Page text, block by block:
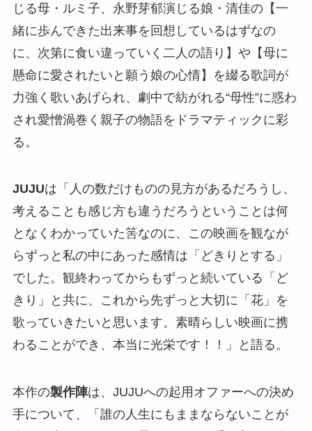
じる母・ルミ子、永野芽郁演じる娘・清佳の【一
緒に歩んできた出来事を回想しているはずなの
に、次第に食い違っていく二人の語り】や【母に
懸命に愛されたいと願う娘の心情】を綴る歌詞が
力強く歌いあげられ、劇中で紡がれる“母性”に惑わ
され愛憎渦巻く親子の物語をドラマティックに彩
る。
JUJUは「人の数だけものの見方があるだろうし、
考えることも感じ方も違うだろうということは何
となくわかっていた筈なのに、この映画を観なが
らずっと私の中にあった感情は「どきりとする」
でした。観終わってからもずっと続いている「ど
きり」と共に、これから先ずっと大切に「花」を
歌っていきたいと思います。素晴らしい映画に携
わることができ、本当に光栄です！！」と語る。
本作の製作陣は、JUJUへの起用オファーへの決め
手について、「誰の人生にもままならないことが